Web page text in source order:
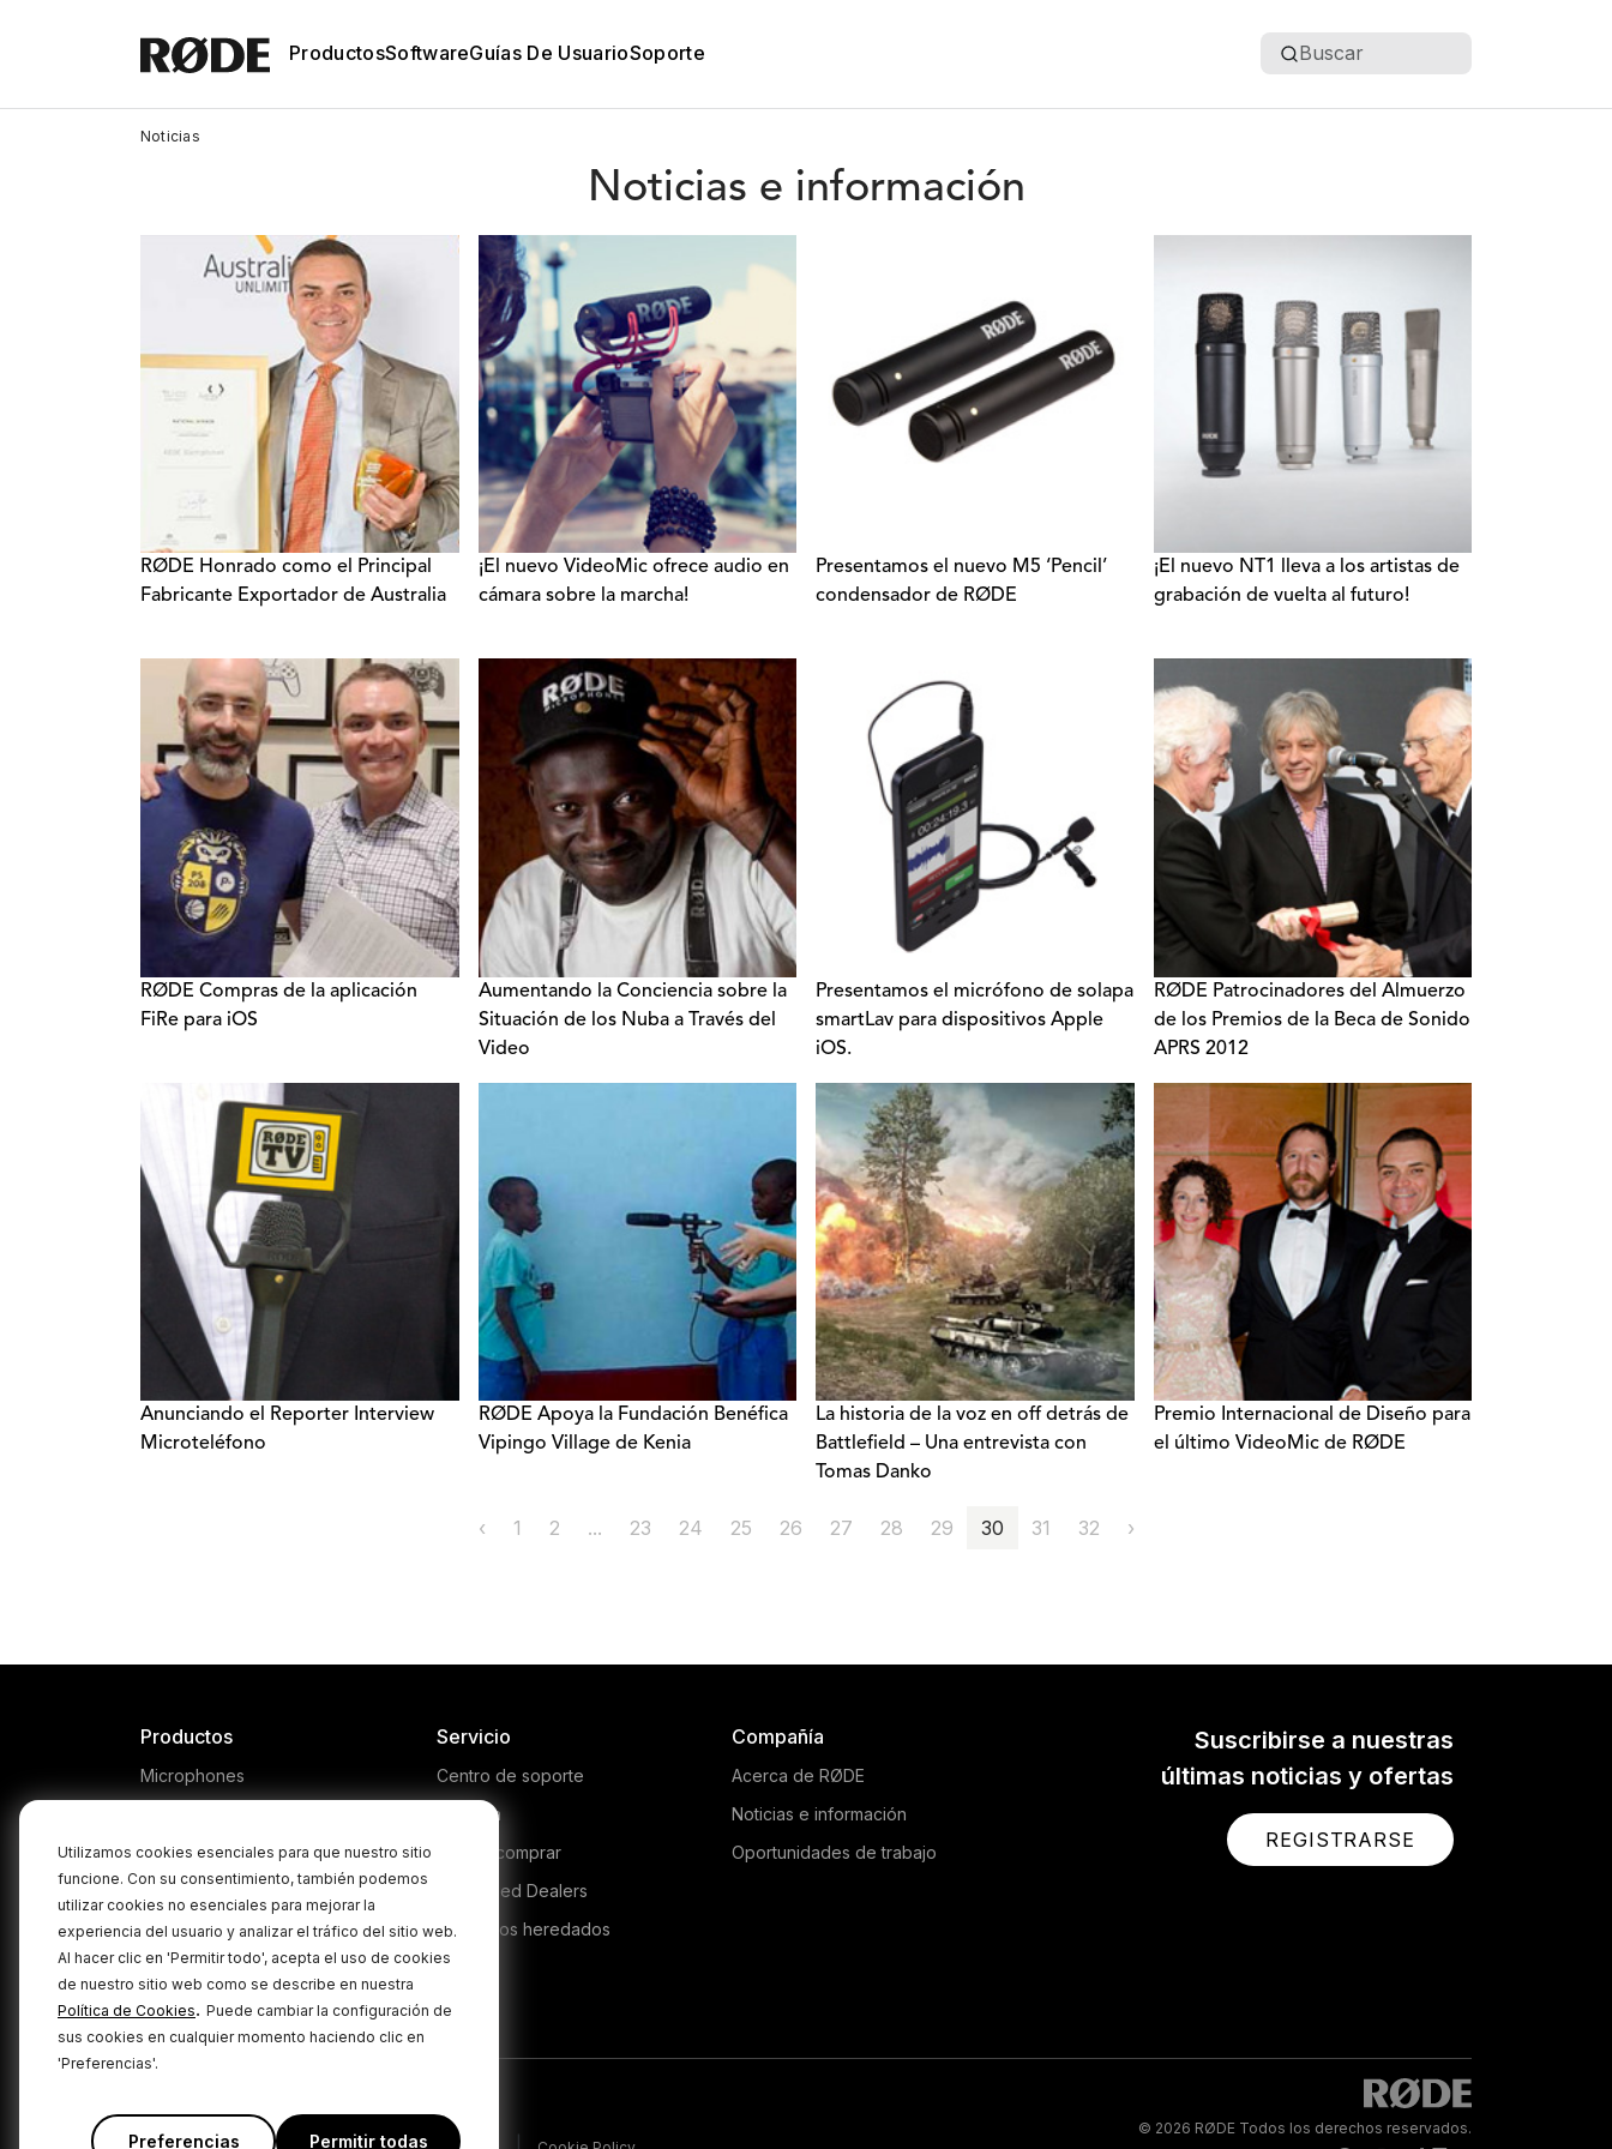
Utilizamos cookies esenciales para que nuestro sitio
funcione. Con su consentimiento, también podemos
utilizar cookies no esenciales para mejorar la
experiencia del usuario y analizar el tráfico del sitio web.
Al hacer clic en 'Permitir todo', acepta el uso de cookies
de nuestro sitio web como se describe en nuestra
Política de Cookies. Puede cambiar la configuración de
sus cookies en cualquier momento haciendo clic en
'Preferencias'.
Preferencias Permitir todas
ProductosSoftwareGuías De UsuarioSoporte Buscar
Noticias
Noticias e información
RØDE Honrado como el Principal
Fabricante Exportador de Australia
¡El nuevo VideoMic ofrece audio en
cámara sobre la marcha!
Presentamos el nuevo M5 ‘Pencil’
condensador de RØDE
¡El nuevo NT1 lleva a los artistas de
grabación de vuelta al futuro!
RØDE Compras de la aplicación
FiRe para iOS
Aumentando la Conciencia sobre la
Situación de los Nuba a Través del
Video
Presentamos el micrófono de solapa
smartLav para dispositivos Apple
iOS.
RØDE Patrocinadores del Almuerzo
de los Premios de la Beca de Sonido
APRS 2012
Anunciando el Reporter Interview
Microteléfono
RØDE Apoya la Fundación Benéfica
Vipingo Village de Kenia
La historia de la voz en off detrás de
Battlefield – Una entrevista con
Tomas Danko
Premio Internacional de Diseño para
el último VideoMic de RØDE
‹ 1 2 ... 23 24 25 26 27 28 29 30 31 32 ›
Suscribirse a nuestras
últimas noticias y ofertas
REGISTRARSE
Productos
Microphones
Interfaces and Mixers
Accessories
Kits
Apparel
Software
Servicio
Centro de soporte
Garantía
Dónde comprar
Authorised Dealers
Productos heredados
Compañía
Acerca de RØDE
Noticias e información
Oportunidades de trabajo
© 2026 RØDE Todos los derechos reservados.